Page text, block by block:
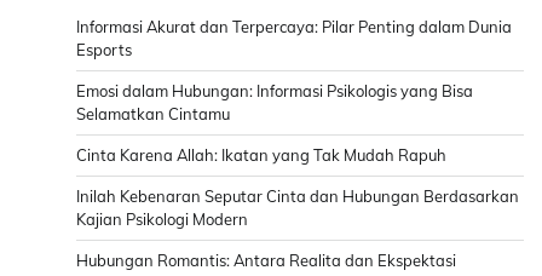
Informasi Akurat dan Terpercaya: Pilar Penting dalam Dunia
Esports
Emosi dalam Hubungan: Informasi Psikologis yang Bisa
Selamatkan Cintamu
Cinta Karena Allah: Ikatan yang Tak Mudah Rapuh
Inilah Kebenaran Seputar Cinta dan Hubungan Berdasarkan
Kajian Psikologi Modern
Hubungan Romantis: Antara Realita dan Ekspektasi